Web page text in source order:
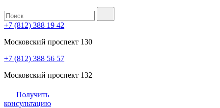
+7 (812) 388 19 42
Московский проспект 130
+7 (812) 388 56 57
Московский проспект 132
Получить
консультацию